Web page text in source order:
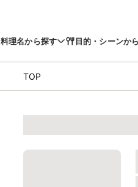
料理名から探す 目的・シーンか
TOP